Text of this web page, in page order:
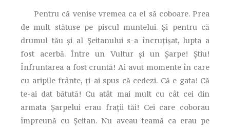
Pentru că venise vremea ca el să coboare. Prea
de mult stătuse pe piscul muntelui. Și pentru că
drumul tău și al Șeitanului s-a încruțișat, lupta a
fost acerbă. Între un Vultur și un Șarpe! Știu!
Înfruntarea a fost cruntă! Ai avut momente în care
cu aripile frânte, ți-ai spus că cedezi. Că e gata! Că
te-ai dat bătută! Cu atât mai mult cu cât cei din
armata Șarpelui erau frații tăi! Cei care coborau
împreună cu Șeitan. Nu aveau teamă ca erau pe